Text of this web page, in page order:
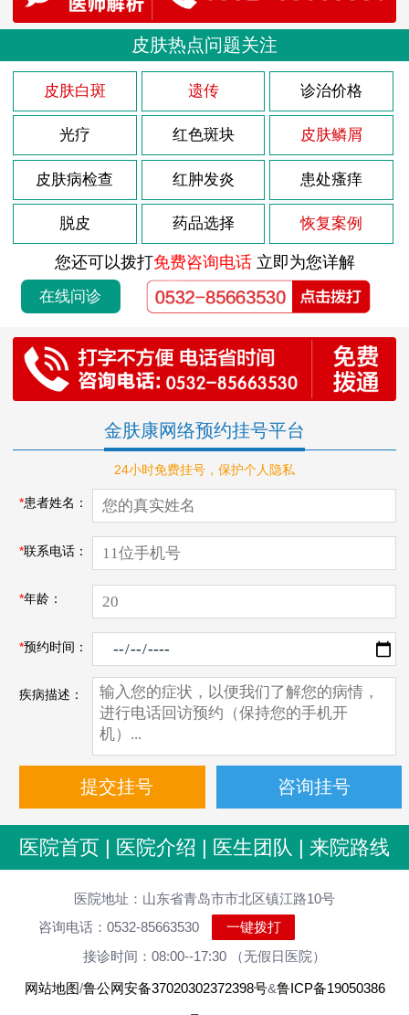
青岛金肤康皮肤病医院可靠吗?
青岛金肤康皮肤病医院是不是正规医院?
青岛金肤康口碑? 2025-05-12
皮肤热点问题关注
皮肤白斑 遗传 诊治价格
光疗 红色斑块 皮肤鳞屑
皮肤病检查 红肿发炎 患处瘙痒
脱皮 药品选择 恢复案例
您还可以拨打免费咨询电话立即为您详解
在线问诊
金肤康网络预约挂号平台
24小时免费挂号，保护个人隐私
*患者姓名：
*联系电话：
*年龄：
*预约时间：
疾病描述：
医院首页 | 医院介绍 | 医生团队 | 来院路线
医院地址：山东省青岛市市北区镇江路10号
咨询电话：0532-85663530
一键拨打
接诊时间：08:00--17:30 （无假日医院）
网站地图/鲁公网安备37020302372398号&鲁ICP备19050386